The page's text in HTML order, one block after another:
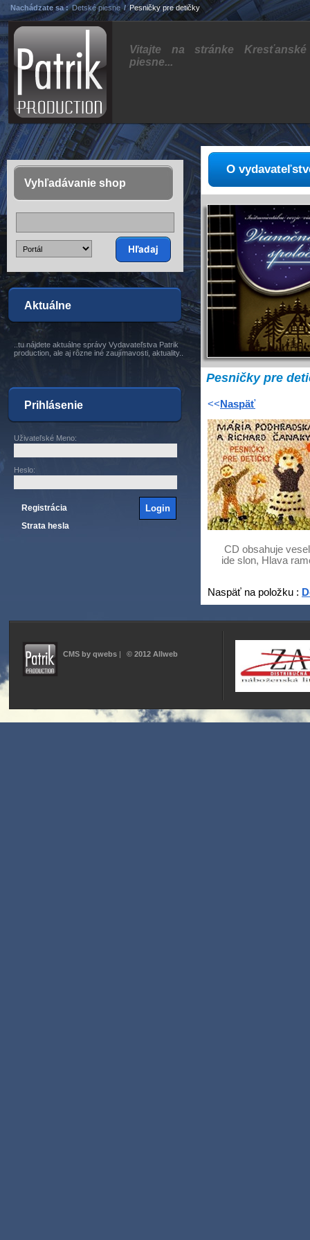
Pesničky pre
Nachádzate sa : Detské piesne / Pesničky pre detičky
Vitajte na stránke Kresťanské
piesne...
Vyhľadávanie shop
Aktuálne
..tu nájdete aktuálne správy Vydavateľstva Patrik
production, ale aj rôzne iné zaujímavosti, aktuality..
Prihlásenie
Uživateľské Meno:
Heslo:
Registrácia
Strata hesla
O
<<Naspäť
CD obsahuje
ide slon, Hlava
Naspäť na položku :
CMS by qwebs | © 2012 Allweb